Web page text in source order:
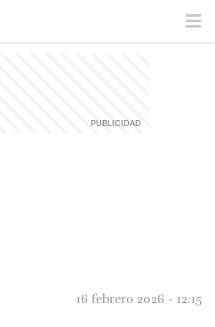
16 febrero 2026 - 12:15